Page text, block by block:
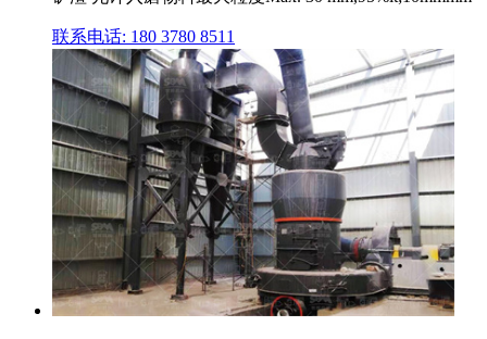
联系电话: 180 3780 8511